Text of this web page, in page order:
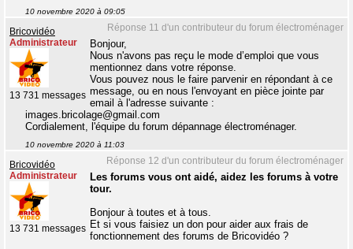
10 novembre 2020 à 09:05
Réponse 11 d'un contributeur du forum électroménager
Bricovidéo
Administrateur
13 731 messages
Bonjour,
Nous n'avons pas reçu le mode d’emploi que vous
mentionnez dans votre réponse.
Vous pouvez nous le faire parvenir en répondant à ce
message, ou en nous l'envoyant en pièce jointe par
email à l'adresse suivante :
images.bricolage@gmail.com
Cordialement, l'équipe du forum dépannage électroménager.
10 novembre 2020 à 11:03
Réponse 12 d'un contributeur du forum électroménager
Bricovidéo
Administrateur
13 731 messages
Les forums vous ont aidé, aidez les forums à votre
tour.
Bonjour à toutes et à tous.
Et si vous faisiez un don pour aider aux frais de
fonctionnement des forums de Bricovidéo ?